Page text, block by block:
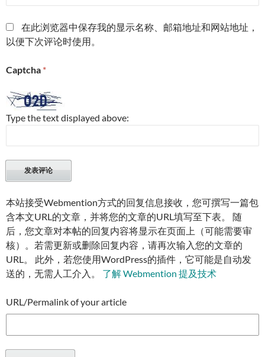
在此浏览器中保存我的显示名称、邮箱地址和网站地址，
以便下次评论时使用。
Captcha *
Type the text displayed above:
本站接受Webmention方式的回复信息接收，您可撰写一篇包
含本文URL的文章，并将您的文章的URL填写至下表。 随
后，您文章对本帖的回复内容将显示在页面上（可能需要审
核）。若需更新或删除回复内容，请再次输入您的文章的
URL。 此外，若您使用WordPress的插件，它可能是自动发
送的，无需人工介入。 了解 Webmention 提及技术
URL/Permalink of your article